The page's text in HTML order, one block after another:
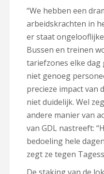
“We hebben een
arbeidskrachten in
er staat
Bussen en treinen
tariefzones elke
niet genoeg
precieze impact van
niet duidelijk. Wel
andere manier van
van GDL nastreeft:
bedoeling hele
zegt ze tegen